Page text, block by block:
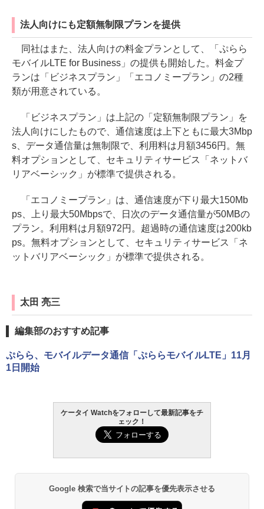
法人向けにも定額無制限プランを提供
同社はまた、法人向けの料金プランとして、「ぷらら
モバイルLTE for Business」の提供も開始した。料金プ
ランは「ビジネスプラン」「エコノミープラン」の2種
類が用意されている。
「ビジネスプラン」は上記の「定額無制限プラン」を
法人向けにしたもので、通信速度は上下ともに最大3Mbp
s、データ通信量は無制限で、利用料は月額3456円。無
料オプションとして、セキュリティサービス「ネットバ
リアベーシック」が標準で提供される。
「エコノミープラン」は、通信速度が下り最大150Mb
ps、上り最大50Mbpsで、日次のデータ通信量が50MBの
プラン。利用料は月額972円。超過時の通信速度は200kb
ps。無料オプションとして、セキュリティサービス「ネ
ットバリアベーシック」が標準で提供される。
太田 亮三
編集部のおすすめ記事
ぷらら、モバイルデータ通信「ぷららモバイルLTE」11月
1日開始
ケータイ Watchをフォローして最新記事をチ
ェック！
Google 検索で当サイトの記事を優先表示させる